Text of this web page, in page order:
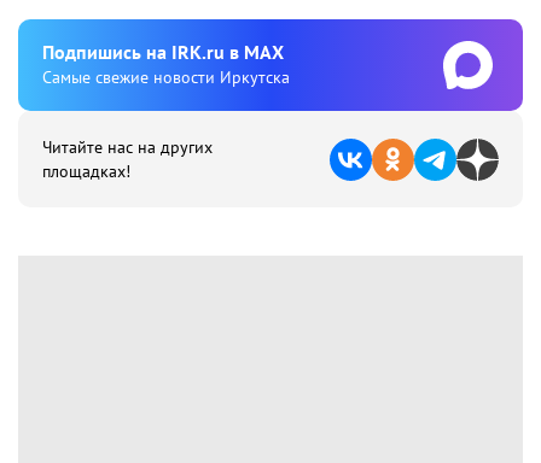
Подпишиcь на IRK.ru в MAX
Cамые свежие новости Иркутска
Читайте нас на других
площадках!